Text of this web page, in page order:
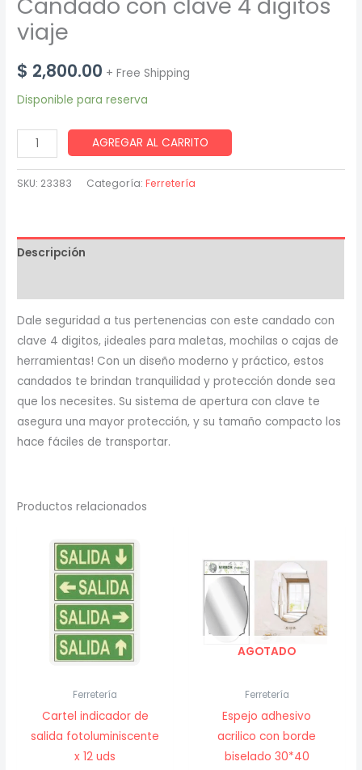
viaje
$ 2,800.00 + Free Shipping
Disponible para reserva
Candado
con
clave
viaje
cantidad
AGREGAR AL CARRITO
SKU: 23383 Categoría:Ferretería
Descripción
Dale seguridad a tus pertenencias con este candado con
clave 4 digitos, ¡ideales para maletas, mochilas o cajas de
herramientas! Con un diseño moderno y práctico, estos
candados te brindan tranquilidad y protección donde sea
que los necesites. Su sistema de apertura con clave te
asegura una mayor protección, y su tamaño compacto los
hace fáciles de transportar.
Productos relacionados
Ferretería
Cartel indicador de
salida fotoluminiscente
x 12 uds
AGOTADO
Ferretería
Espejo adhesivo
acrilico con borde
biselado 30*40